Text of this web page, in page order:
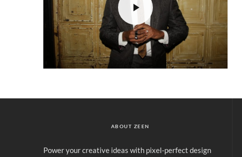
ABOUT ZEEN
Power your creative ideas with pixel-perfect design